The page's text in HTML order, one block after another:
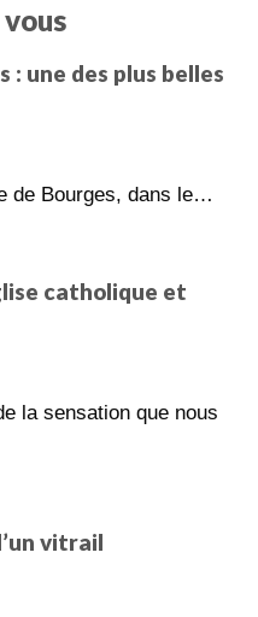
: une des plus belles
de Bourges, dans le…
catholique et
la sensation que nous
vitrail